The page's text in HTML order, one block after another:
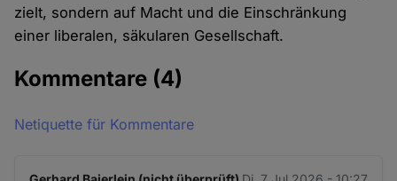
zielt, sondern auf Macht und die Einschränkung
einer liberalen, säkularen Gesellschaft.
Kommentare (4)
Netiquette für Kommentare